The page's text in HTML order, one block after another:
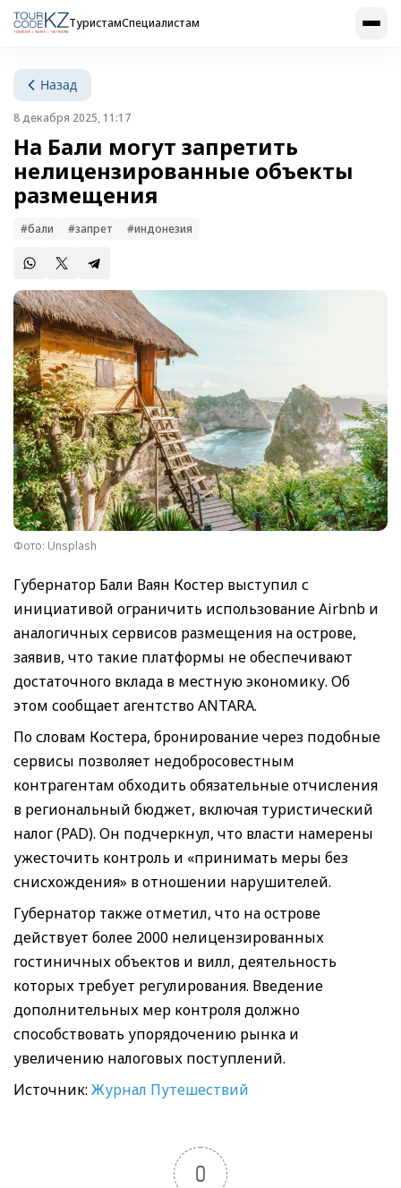
ТуристамСпециалистам
Назад
8 декабря 2025, 11:17
На Бали могут запретить
нелицензированные объекты
размещения
#бали #запрет #индонезия
Фото: Unsplash
Губернатор Бали Ваян Костер выступил с
инициативой ограничить использование Airbnb и
аналогичных сервисов размещения на острове,
заявив, что такие платформы не обеспечивают
достаточного вклада в местную экономику. Об
этом сообщает агентство ANTARA.
По словам Костера, бронирование через подобные
сервисы позволяет недобросовестным
контрагентам обходить обязательные отчисления
в региональный бюджет, включая туристический
налог (PAD). Он подчеркнул, что власти намерены
ужесточить контроль и «принимать меры без
снисхождения» в отношении нарушителей.
Губернатор также отметил, что на острове
действует более 2000 нелицензированных
гостиничных объектов и вилл, деятельность
которых требует регулирования. Введение
дополнительных мер контроля должно
способствовать упорядочению рынка и
увеличению налоговых поступлений.
Источник: Журнал Путешествий
0